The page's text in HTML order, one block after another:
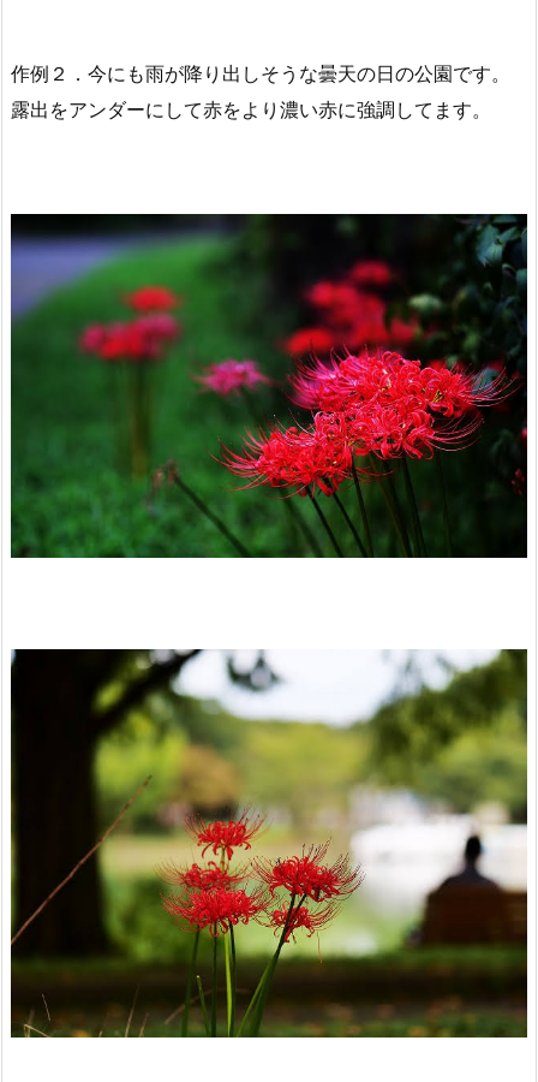
作例２．今にも雨が降り出しそうな曇天の日の公園です。
露出をアンダーにして赤をより濃い赤に強調してます。